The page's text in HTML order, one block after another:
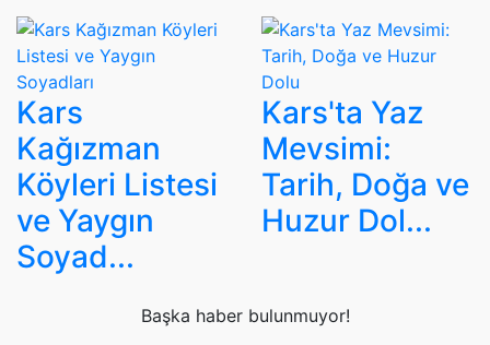
Kars
Kağızman
Köyleri Listesi
ve Yaygın
Soyad...
Kars'ta Yaz
Mevsimi:
Tarih, Doğa ve
Huzur Dol...
Başka haber bulunmuyor!